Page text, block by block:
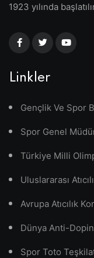
1923 yılında
Linkler
Gençlik Ve Spor
Spor Genel
Türkiye Milli
Uluslararası
Avrupa Atıcılık
Dünya Anti-
Spor Toto